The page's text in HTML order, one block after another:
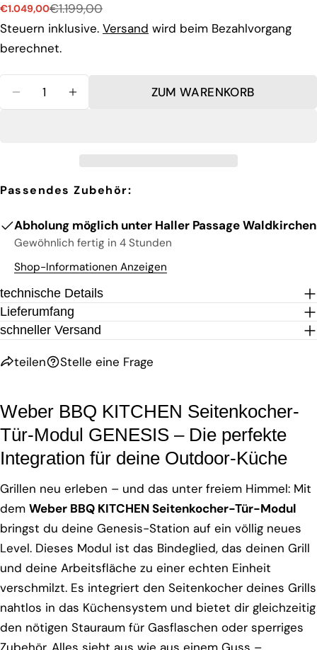
Verkaufspreis
€1.049,00
Regulärer
Preis
€1.199,00
Steuern inklusive. Versand wird beim Bezahlvorgang
berechnet.
MENGE FÜR WEBER BBQ KITCHEN
MENGE FÜR WEBER BBQ KITCHEN
ZUM WARENKORB
Passendes Zubehör:
Abholung möglich unter Haller Passage Waldkirchen
Gewöhnlich fertig in 4 Stunden
Shop-Informationen Anzeigen
technische Details
Lieferumfang
schneller Versand
teilen
teilen
Facebook
teilen
Stelle eine Frage
Ihre
Die mit * gekennzeichneten Felder sind
Weber BBQ KITCHEN Seitenkocher-
Tür-Modul GENESIS – Die perfekte
Integration für deine Outdoor-Küche
Grillen neu erleben – und das unter freiem Himmel: Mit
dem Weber BBQ KITCHEN Seitenkocher-Tür-Modul
bringst du deine Genesis-Station auf ein völlig neues
Level. Dieses Modul ist das Bindeglied, das deinen Grill
und deine Arbeitsfläche zu einer echten Einheit
verschmilzt. Es integriert den Seitenkocher deines Grills
nahtlos in das Küchensystem und bietet dir gleichzeitig
den nötigen Stauraum für Gasflaschen oder sperriges